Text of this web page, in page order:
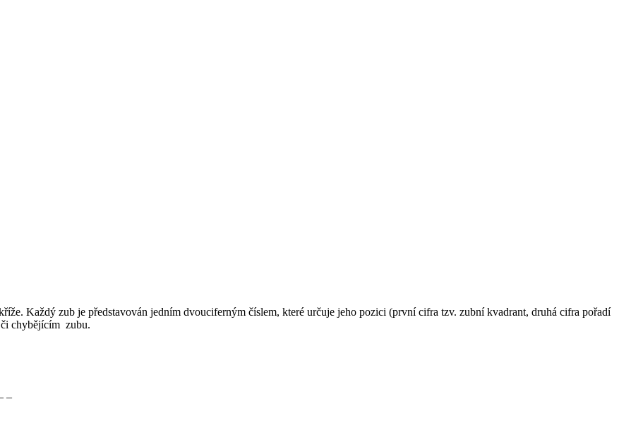
Každý zub je představován jedním dvouciferným číslem, které určuje jeho pozici (první cifra tzv. zubní kvadrant, druhá cifra pořadí
chybějícím zubu.
–